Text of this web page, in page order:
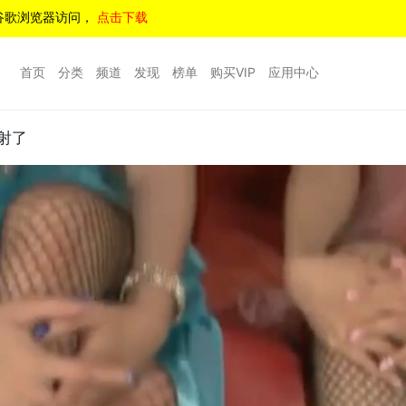
浏览器访问， 点击下载
首页 分类 频道 发现 榜单 购买VIP 应用中心
了